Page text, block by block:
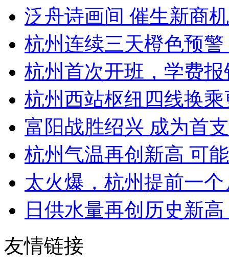
泛舟诗画间 催生新商
杭州连续三天橙色预
杭州首次开班，学费
杭州西站枢纽四线换
富阳战胜绍兴 成为首
杭州气温再创新高 可
太火爆，杭州提前一
日供水量再创历史新
友情链接